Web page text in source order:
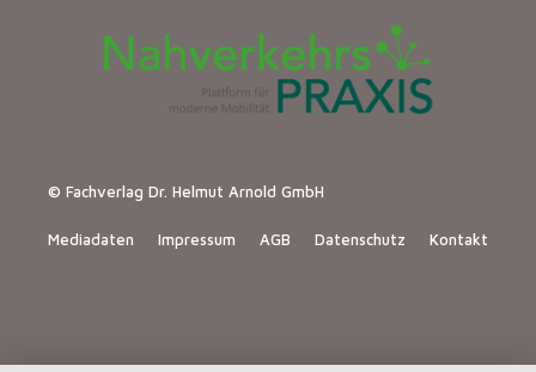
© Fachverlag Dr. Helmut Arnold GmbH
Mediadaten Impressum AGB Datenschutz Kontakt